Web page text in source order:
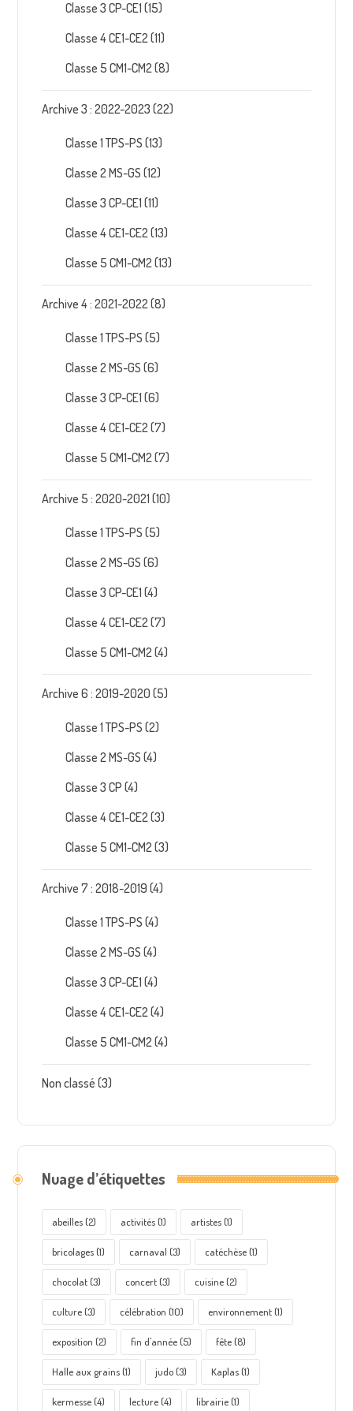
Classe 3 CP-CE1 (15)
Classe 4 CE1-CE2(11)
Classe 5 CM1-CM2(8)
Archive 3 : 2022-2023 (22)
Classe 1 TPS-PS (13)
Classe 2 MS-GS (12)
Classe 3 CP-CE1 (11)
Classe 4 CE1-CE2(13)
Classe 5 CM1-CM2(13)
Archive 4 : 2021-2022(8)
Classe 1 TPS-PS (5)
Classe 2 MS-GS (6)
Classe 3 CP-CE1 (6)
Classe 4 CE1-CE2(7)
Classe 5 CM1-CM2(7)
Archive 5 : 2020-2021 (10)
Classe 1 TPS-PS (5)
Classe 2 MS-GS (6)
Classe 3 CP-CE1 (4)
Classe 4 CE1-CE2(7)
Classe 5 CM1-CM2(4)
Archive 6 : 2019-2020 (5)
Classe 1 TPS-PS (2)
Classe 2 MS-GS (4)
Classe 3 CP (4)
Classe 4 CE1-CE2(3)
Classe 5 CM1-CM2(3)
Archive 7 : 2018-2019 (4)
Classe 1 TPS-PS (4)
Classe 2 MS-GS (4)
Classe 3 CP-CE1 (4)
Classe 4 CE1-CE2(4)
Classe 5 CM1-CM2(4)
Non classé (3)
Nuage d’étiquettes
abeilles(2) activités(1) artistes(1)
bricolages(1) carnaval (3) catéchèse(1)
chocolat(3) concert(3) cuisine(2)
culture(3) célébration (10) environnement(1)
exposition (2) fin d'année(5) fête(8)
Halle aux grains(1) judo(3) Kaplas(1)
kermesse(4) lecture(4) librairie(1)